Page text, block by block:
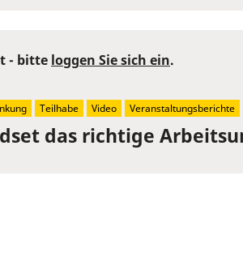
das richtige
- bitte loggen Sie sich ein.
Teilhabe Video Veranstaltungsberichte